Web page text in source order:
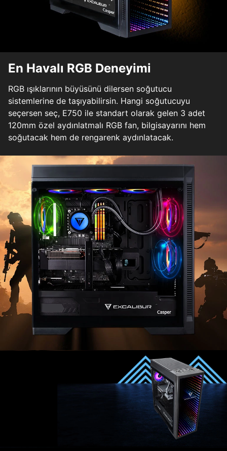
En Havalı RGB Deneyimi
RGB ışıklarının büyüsünü dilersen soğutucu
sistemlerine de taşıyabilirsin. Hangi soğutucuyu
seçersen seç, E750 ile standart olarak gelen 3 adet
120mm özel aydınlatmalı RGB fan, bilgisayarını hem
soğutacak hem de rengarenk aydınlatacak.